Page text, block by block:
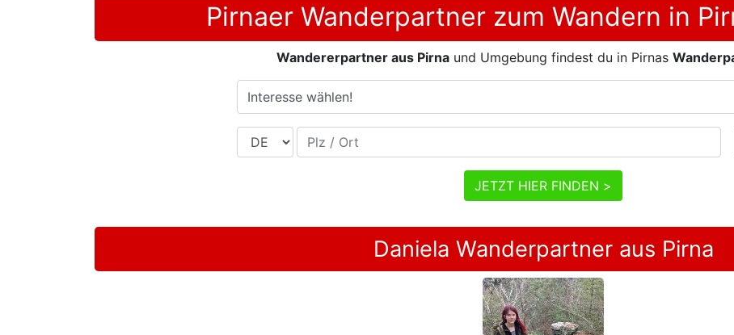
Pirnaer Wanderpartner zum Wandern in
Wandererpartner aus Pirnaund Umgebung findest du in Pirnas
Interesse wählen!
Land Plz / Ort
JETZT HIER FINDEN >
Daniela Wanderpartner aus Pirna